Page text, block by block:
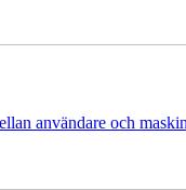
användare och